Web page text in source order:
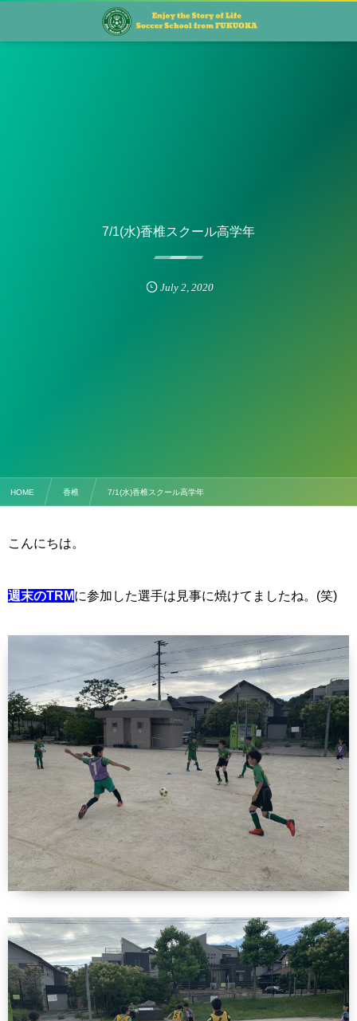
7/1(水)香椎スクール高学年
July 2,2020
HOME 香椎 7/1(水)香椎スクール高学年
こんにちは。
週末のTRMに参加した選手は見事に焼けてましたね。(笑)